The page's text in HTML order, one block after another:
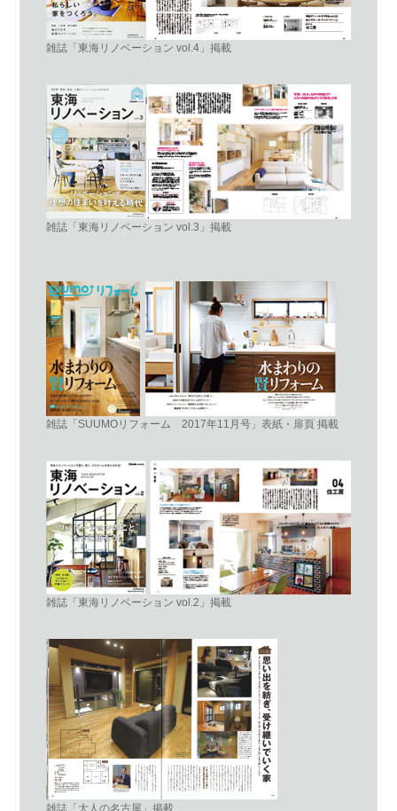
雑誌「東海リノベーション vol.4」掲載
雑誌「東海リノベーション vol.3」掲載
雑誌「SUUMOリフォーム 2017年11月号」表紙・扉頁 掲載
雑誌「東海リノベーション vol.2」掲載
雑誌「大人の名古屋」掲載